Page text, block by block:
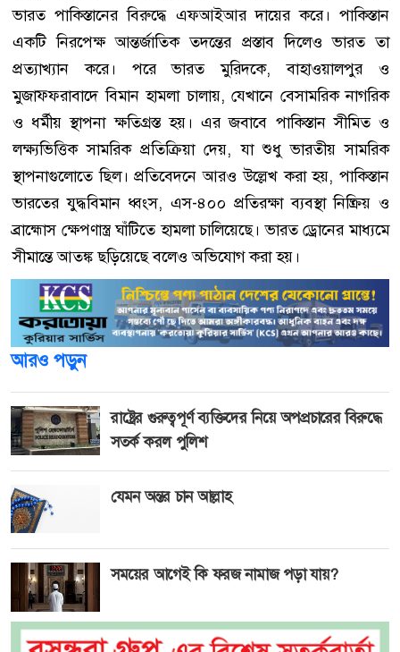
ভারত পাকিস্তানের বিরুদ্ধে এফআইআর দায়ের করে। পাকিস্তান
একটি নিরপেক্ষ আন্তর্জাতিক তদন্তের প্রস্তাব দিলেও ভারত তা
প্রত্যাখ্যান করে। পরে ভারত মুরিদকে, বাহাওয়ালপুর ও
মুজাফ্ফরাবাদে বিমান হামলা চালায়, যেখানে বেসামরিক নাগরিক
ও ধর্মীয় স্থাপনা ক্ষতিগ্রস্ত হয়। এর জবাবে পাকিস্তান সীমিত ও
লক্ষ্যভিত্তিক সামরিক প্রতিক্রিয়া দেয়, যা শুধু ভারতীয় সামরিক
স্থাপনাগুলোতে ছিল। প্রতিবেদনে আরও উল্লেখ করা হয়, পাকিস্তান
ভারতের যুদ্ধবিমান ধ্বংস, এস-৪০০ প্রতিরক্ষা ব্যবস্থা নিষ্ক্রিয় ও
ব্রাহ্মোস ক্ষেপণাস্ত্র ঘাঁটিতে হামলা চালিয়েছে। ভারত ড্রোনের মাধ্যমে
সীমান্তে আতঙ্ক ছড়িয়েছে বলেও অভিযোগ করা হয়।
আরও পড়ুন
রাষ্ট্রের গুরুত্বপূর্ণ ব্যক্তিদের নিয়ে অপপ্রচারের বিরুদ্ধে
সতর্ক করল পুলিশ
যেমন অন্তর চান আল্লাহ
সময়ের আগেই কি ফরজ নামাজ পড়া যায়?